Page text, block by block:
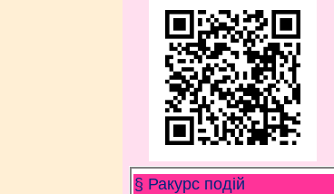
§ Ракурс подій